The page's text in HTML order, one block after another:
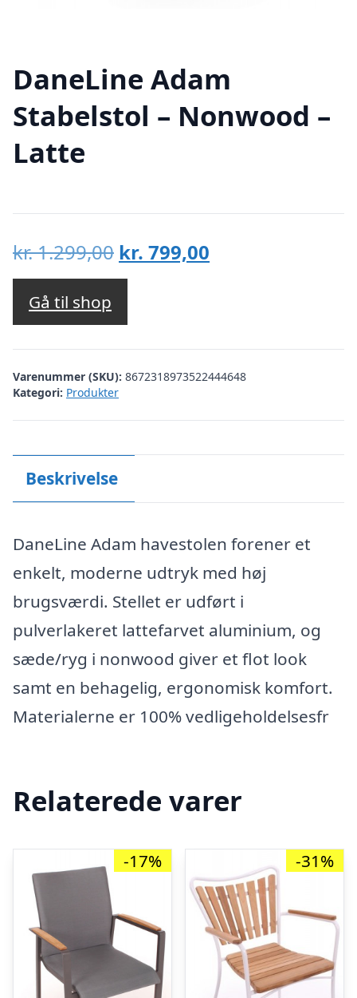
DaneLine Adam
Stabelstol – Nonwood –
Latte
kr.1.299,00 Den
oprindelige
var:
kr. 1.299,00.
kr. 799,00
kr. 799,00.
Gå til shop
Varenummer (SKU): 8672318973522444648
Kategori: Produkter
Beskrivelse
DaneLine Adam havestolen forener et
enkelt, moderne udtryk med høj
brugsværdi. Stellet er udført i
pulverlakeret lattefarvet aluminium, og
sæde/ryg i nonwood giver et flot look
samt en behagelig, ergonomisk komfort.
Materialerne er 100% vedligeholdelsesfr
Relaterede varer
-17% -31%